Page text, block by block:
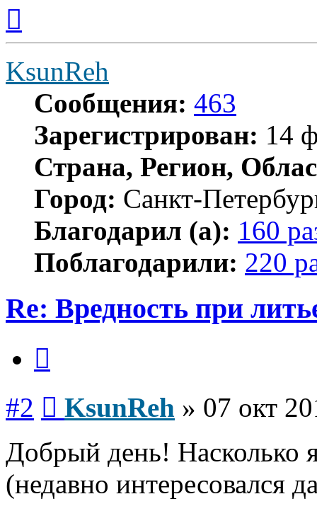
началу
KsunReh
Сообщения: 463
Зарегистрирован: 14
Страна, Регион,
Город: Санкт-
Благодарил (а): 160
Поблагодарили: 220
Re: Вредность при
#2 KsunReh » 07 окт
Добрый день! Насколько
(недавно интересовался